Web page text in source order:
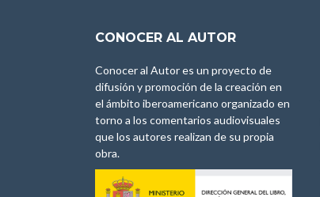
CONOCER AL AUTOR
Conocer al Autor es un proyecto de
difusión y promoción de la creación en
el ámbito iberoamericano organizado en
torno a los comentarios audiovisuales
que los autores realizan de su propia
obra.